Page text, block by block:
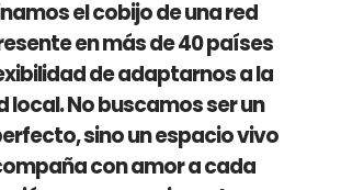
el cobijo de una red
en más de 40 países
de adaptarnos a la
local. No buscamos ser un
sino un espacio vivo
con amor a cada